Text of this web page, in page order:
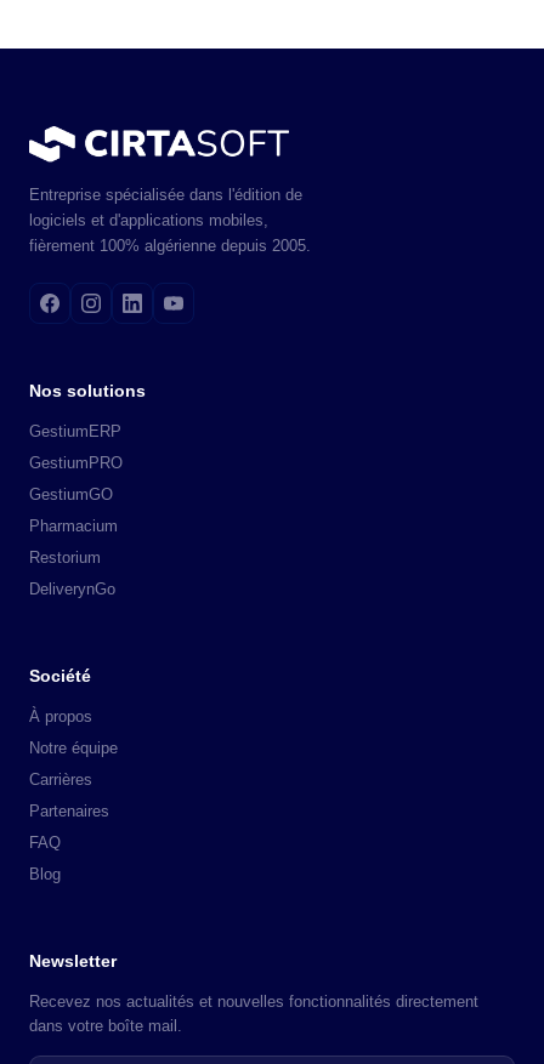
Entreprise spécialisée dans l'édition de
logiciels et d'applications mobiles,
fièrement 100% algérienne depuis 2005.
Nos solutions
GestiumERP
GestiumPRO
GestiumGO
Pharmacium
Restorium
DeliverynGo
Société
À propos
Notre équipe
Carrières
Partenaires
FAQ
Blog
Newsletter
Recevez nos actualités et nouvelles fonctionnalités directement
dans votre boîte mail.